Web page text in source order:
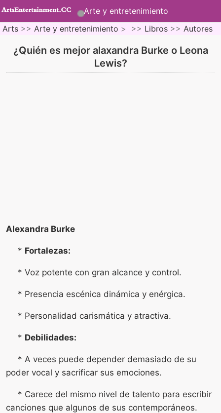
Arte y entretenimiento
Arts >> Arte y entretenimiento > >> Libros >> Autores
¿Quién es mejor alaxandra Burke o Leona
Lewis?
Alexandra Burke
* Fortalezas:
* Voz potente con gran alcance y control.
* Presencia escénica dinámica y enérgica.
* Personalidad carismática y atractiva.
* Debilidades:
* A veces puede depender demasiado de su
poder vocal y sacrificar sus emociones.
* Carece del mismo nivel de talento para escribir
canciones que algunos de sus contemporáneos.